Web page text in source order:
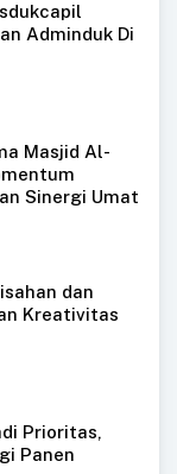
Adminduk Di
Masjid Al-
Sinergi Umat
dan
Kreativitas
Prioritas,
Panen